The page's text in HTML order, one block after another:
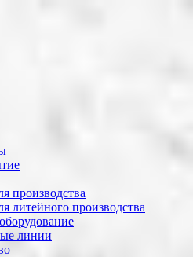
производства
литейного производства
линии